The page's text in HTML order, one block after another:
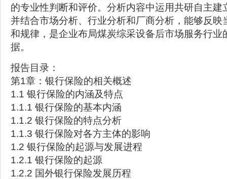
的专业性判断和评价。分析内容中运用共研自主建
并结合市场分析、行业分析和厂商分析，能够反映
和规律，是企业布局煤炭综采设备后市场服务行业
据。
报告目录：
第1章：银行保险的相关概述
1.1 银行保险的内涵及特点
1.1.1 银行保险的基本内涵
1.1.2 银行保险的特点分析
1.1.3 银行保险对各方主体的影响
1.2 银行保险的起源与发展进程
1.2.1 银行保险的起源
1.2.2 国外银行保险发展历程